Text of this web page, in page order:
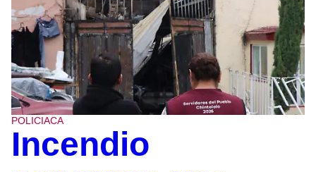
POLICIACA
Incendio